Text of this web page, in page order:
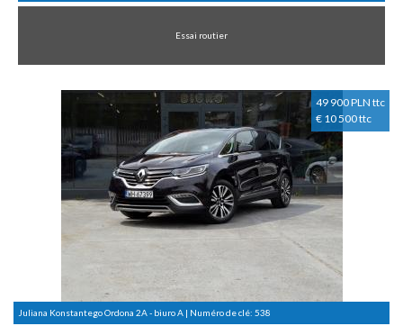
Essai routier
49 900 PLN ttc
€ 10 500 ttc
Juliana Konstantego Ordona 2A - biuro A | Numéro de clé: 538